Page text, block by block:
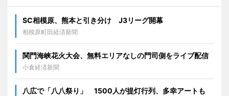
SC相模原、熊本と引き分け J3リーグ開幕
相模原町田経済新聞
関門海峡花火大会、無料エリアなしの門司側をライブ配信
小倉経済新聞
八広で「八八祭り」 1500人が提灯行列、多幸アートも